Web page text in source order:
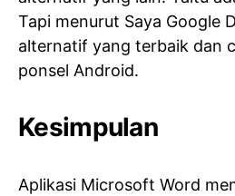
Tapi menurut Saya Google
alternatif yang terbaik dan
ponsel Android.
Kesimpulan
Aplikasi Microsoft Word